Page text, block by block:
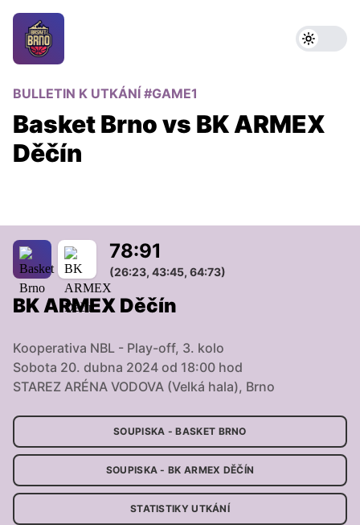
BULLETIN K UTKÁNÍ #GAME1
Basket Brno vs BK ARMEX
Děčín
78:91
(26:23, 43:45, 64:73)
BK ARMEX Děčín
Kooperativa NBL - Play-off, 3. kolo
Sobota 20. dubna 2024 od 18:00 hod
STAREZ ARÉNA VODOVA (Velká hala), Brno
SOUPISKA - BASKET BRNO
SOUPISKA - BK ARMEX DĚČÍN
STATISTIKY UTKÁNÍ